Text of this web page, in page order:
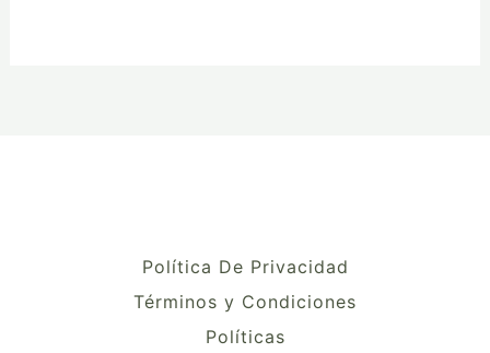
Política De Privacidad
Términos y Condiciones
Políticas